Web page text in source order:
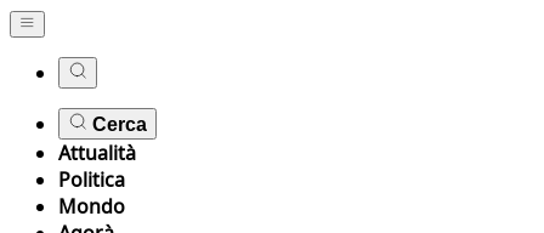
Cerca
Attualità
Politica
Mondo